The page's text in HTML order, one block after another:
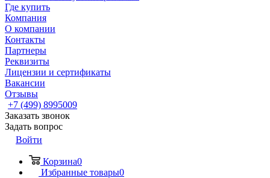
Где купить
Компания
О компании
Контакты
Партнеры
Реквизиты
Лицензии и сертификаты
Вакансии
Отзывы
+7 (499) 8995009
Заказать звонок
Задать вопрос
Войти
Корзина0
Избранные товары0